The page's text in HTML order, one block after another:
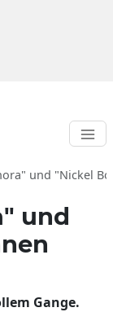
und "Nickel
und
Gange.